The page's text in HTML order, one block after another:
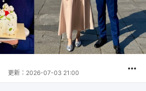
更新： 2026-07-03 21:00